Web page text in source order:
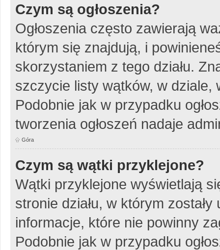
Czym są ogłoszenia?
Ogłoszenia często zawierają
którym się znajdują, i
skorzystaniem z tego działu.
szczycie listy wątków, w dziale,
Podobnie jak w przypadku
tworzenia ogłoszeń nadaje
Góra
Czym są wątki przyklejone?
Wątki przyklejone wyświetlają
stronie działu, w którym
informacje, które nie powinny
Podobnie jak w przypadku